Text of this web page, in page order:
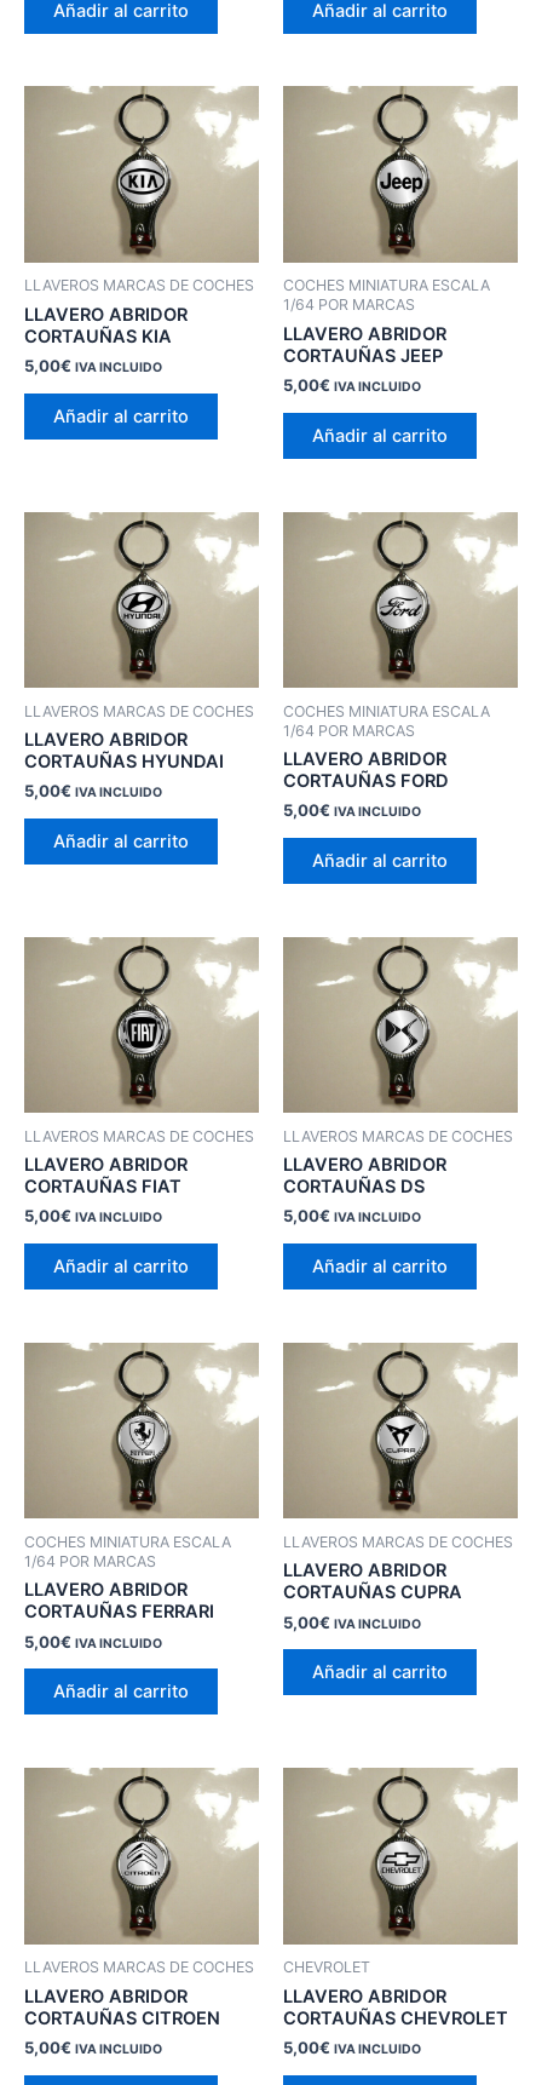
Añadir al carrito Añadir al carrito
LLAVEROS MARCAS DE COCHES
LLAVERO ABRIDOR
CORTAUÑAS KIA
5,00€ IVA INCLUIDO
Añadir al carrito
COCHES MINIATURA ESCALA
1/64 POR MARCAS
LLAVERO ABRIDOR
CORTAUÑAS JEEP
5,00€ IVA INCLUIDO
Añadir al carrito
LLAVEROS MARCAS DE COCHES
LLAVERO ABRIDOR
CORTAUÑAS HYUNDAI
5,00€ IVA INCLUIDO
Añadir al carrito
COCHES MINIATURA ESCALA
1/64 POR MARCAS
LLAVERO ABRIDOR
CORTAUÑAS FORD
5,00€ IVA INCLUIDO
Añadir al carrito
LLAVEROS MARCAS DE COCHES
LLAVERO ABRIDOR
CORTAUÑAS FIAT
5,00€ IVA INCLUIDO
Añadir al carrito
LLAVEROS MARCAS DE COCHES
LLAVERO ABRIDOR
CORTAUÑAS DS
5,00€ IVA INCLUIDO
Añadir al carrito
COCHES MINIATURA ESCALA
1/64 POR MARCAS
LLAVERO ABRIDOR
CORTAUÑAS FERRARI
5,00€ IVA INCLUIDO
Añadir al carrito
LLAVEROS MARCAS DE COCHES
LLAVERO ABRIDOR
CORTAUÑAS CUPRA
5,00€ IVA INCLUIDO
Añadir al carrito
LLAVEROS MARCAS DE COCHES
LLAVERO ABRIDOR
CORTAUÑAS CITROEN
5,00€ IVA INCLUIDO
CHEVROLET
LLAVERO ABRIDOR
CORTAUÑAS CHEVROLET
5,00€ IVA INCLUIDO